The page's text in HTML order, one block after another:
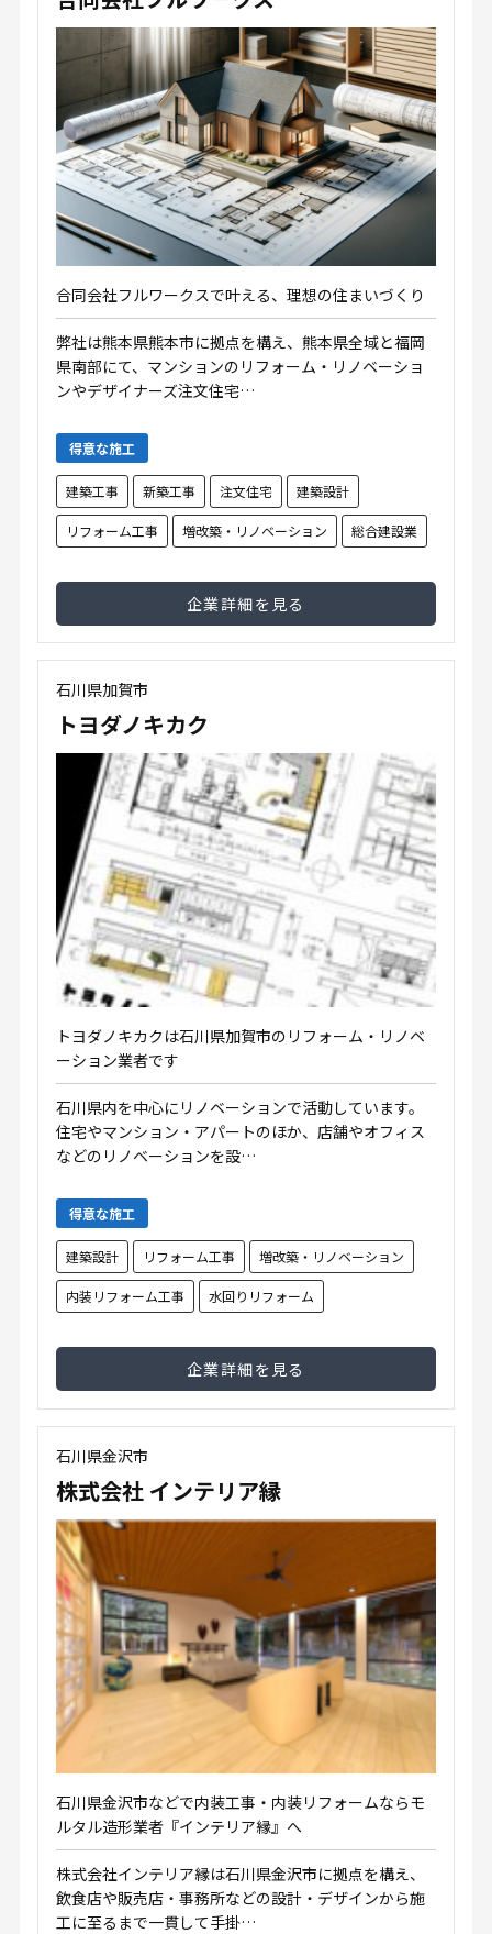
合同会社フルワークスで叶える、理想の住まいづくり
弊社は熊本県熊本市に拠点を構え、熊本県全域と福岡
県南部にて、マンションのリフォーム・リノベーショ
ンやデザイナーズ注文住宅…
得意な施工
建築工事 新築工事 注文住宅 建築設計
リフォーム工事 増改築・リノベーション 総合建設業
企業詳細を見る
石川県加賀市
トヨダノキカク
トヨダノキカクは石川県加賀市のリフォーム・リノベ
ーション業者です
石川県内を中心にリノベーションで活動しています。
住宅やマンション・アパートのほか、店舗やオフィス
などのリノベーションを設…
得意な施工
建築設計 リフォーム工事 増改築・リノベーション
内装リフォーム工事 水回りリフォーム
企業詳細を見る
石川県金沢市
株式会社 インテリア縁
石川県金沢市などで内装工事・内装リフォームならモ
ルタル造形業者『インテリア縁』へ
株式会社インテリア縁は石川県金沢市に拠点を構え、
飲食店や販売店・事務所などの設計・デザインから施
工に至るまで一貫して手掛…